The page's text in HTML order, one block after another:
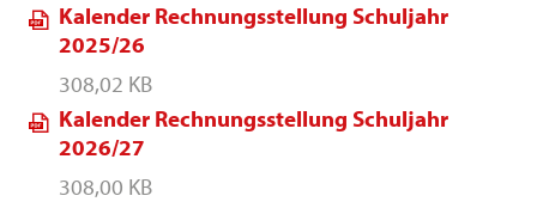
Kalender Rechnungsstellung Schuljahr
2025/26
308,02 KB
Kalender Rechnungsstellung Schuljahr
2026/27
308,00 KB